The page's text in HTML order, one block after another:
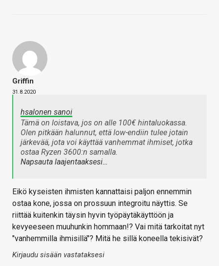
Griffin
31.8.2020
hsalonen sanoi
Tämä on loistava, jos on alle 100€ hintaluokassa.
Olen pitkään halunnut, että low-endiin tulee jotain
järkevää, jota voi käyttää vanhemmat ihmiset, jotka
ostaa Ryzen 3600:n samalla.
Napsauta laajentaaksesi…
Eikö kyseisten ihmisten kannattaisi paljon ennemmin
ostaa kone, jossa on prossuun integroitu näyttis. Se
riittää kuitenkin täysin hyvin työpäytäkäyttöön ja
kevyeeseen muuhunkin hommaan!? Vai mitä tarkoitat nyt
"vanhemmilla ihmisillä"? Mitä he sillä koneella tekisivät?
Kirjaudu sisään vastataksesi